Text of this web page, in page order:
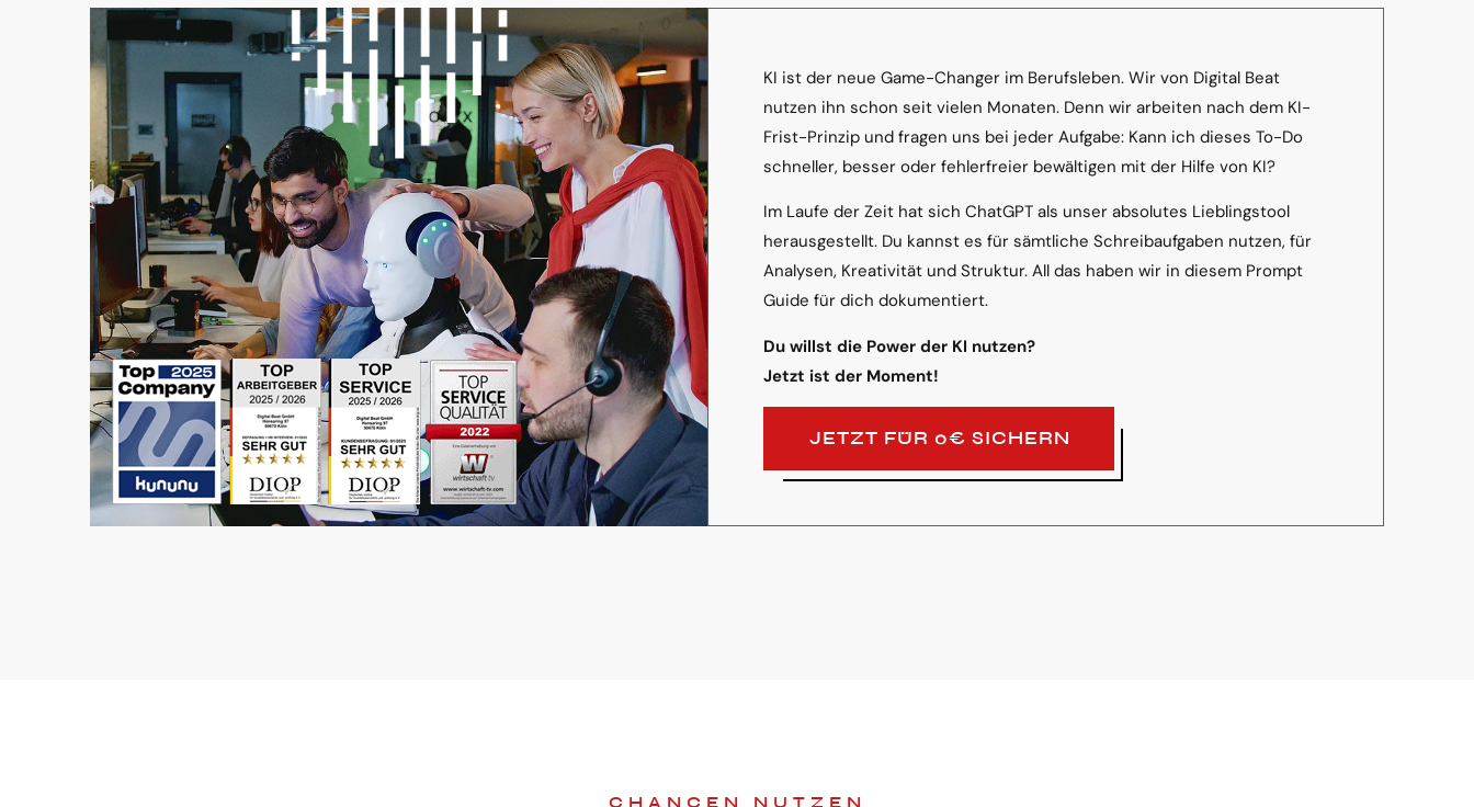
KI ist der neue Game-Changer im Berufsleben. Wir von Digital Beat
nutzen ihn schon seit vielen Monaten. Denn wir arbeiten nach dem KI-
Frist-Prinzip und fragen uns bei jeder Aufgabe: Kann ich dieses To-Do
schneller, besser oder fehlerfreier bewältigen mit der Hilfe von KI?
Im Laufe der Zeit hat sich ChatGPT als unser absolutes Lieblingstool
herausgestellt. Du kannst es für sämtliche Schreibaufgaben nutzen, für
Analysen, Kreativität und Struktur. All das haben wir in diesem Prompt
Guide für dich dokumentiert.
Du willst die Power der KI nutzen?
Jetzt ist der Moment!
JETZT FÜR 0€ SICHERN
CHANCEN NUTZEN